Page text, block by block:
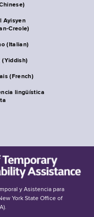
Ayisyen
Creole)
(Italian)
אידיש (Yiddish)
(French)
lingüística
y Asistencia para
York State Office of